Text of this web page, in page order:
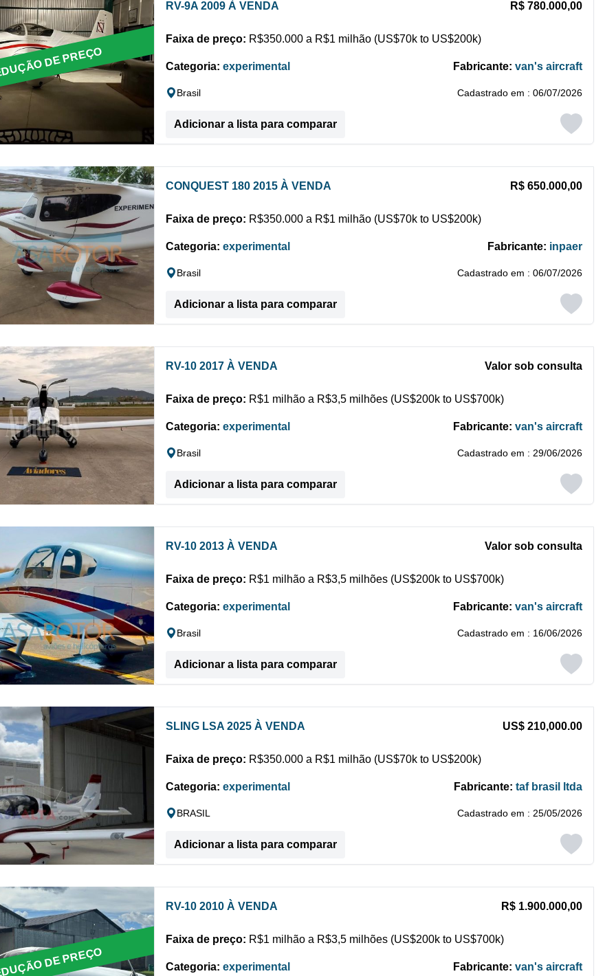
DE PREÇO
RV-9A 2009 À VENDA R$ 780.000,00
Faixa de preço: R$350.000 a R$1 milhão (US$70k to US$200k)
Categoria: experimental Fabricante: van's aircraft
Brasil Cadastrado em : 06/07/2026
Adicionar a lista para comparar
CONQUEST 180 2015 À VENDA R$ 650.000,00
Faixa de preço: R$350.000 a R$1 milhão (US$70k to US$200k)
Categoria: experimental Fabricante: inpaer
Brasil Cadastrado em : 06/07/2026
Adicionar a lista para comparar
RV-10 2017 À VENDA Valor sob consulta
Faixa de preço: R$1 milhão a R$3,5 milhões (US$200k to US$700k)
Categoria: experimental Fabricante: van's aircraft
Brasil Cadastrado em : 29/06/2026
Adicionar a lista para comparar
RV-10 2013 À VENDA Valor sob consulta
Faixa de preço: R$1 milhão a R$3,5 milhões (US$200k to US$700k)
Categoria: experimental Fabricante: van's aircraft
Brasil Cadastrado em : 16/06/2026
Adicionar a lista para comparar
SLING LSA 2025 À VENDA US$ 210,000.00
Faixa de preço: R$350.000 a R$1 milhão (US$70k to US$200k)
Categoria: experimental Fabricante: taf brasil ltda
BRASIL Cadastrado em : 25/05/2026
Adicionar a lista para comparar
DE PREÇO
RV-10 2010 À VENDA R$ 1.900.000,00
Faixa de preço: R$1 milhão a R$3,5 milhões (US$200k to US$700k)
Categoria: experimental Fabricante: van's aircraft